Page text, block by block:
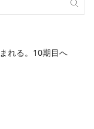
れる。10期目へ